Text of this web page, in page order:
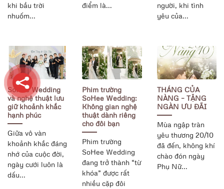
khi bầu trời
nhuốm...
điểm là...
người, khi tình
yêu của...
SoHee Wedding
và nghệ thuật lưu
giữ khoảnh khắc
hạnh phúc
Giữa vô vàn
khoảnh khắc đáng
nhớ của cuộc đời,
ngày cưới luôn là
dấu...
Phim trường
SoHee Wedding:
Không gian nghệ
thuật dành riêng
cho đôi bạn
Phim trường
SoHee Wedding
đang trở thành “từ
khóa” được rất
nhiều cặp đôi
THÁNG CỦA
NÀNG – TẶNG
NGÀN ƯU ĐÃI
Mùa ngập tràn
yêu thương 20/10
đã đến, không khí
chào đón ngày
Phụ Nữ...